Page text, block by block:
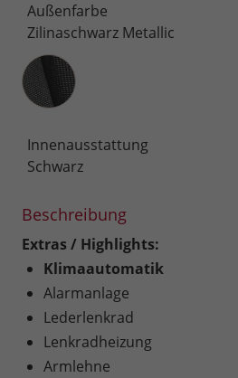
Außenfarbe
Zilinaschwarz Metallic
Innenausstattung
Innenausstattung
Schwarz
Beschreibung
Extras / Highlights:
Klimaautomatik
Alarmanlage
Lederlenkrad
Lenkradheizung
Armlehne